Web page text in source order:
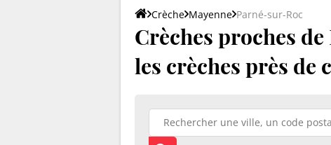
Crèche Mayenne Parné-sur-Roc
Crèches proches
les crèches près de